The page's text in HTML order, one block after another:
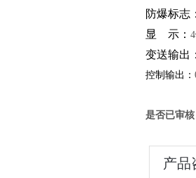
防爆标志
显
示： 4
变送输出
控制输出：
是否已审
产品